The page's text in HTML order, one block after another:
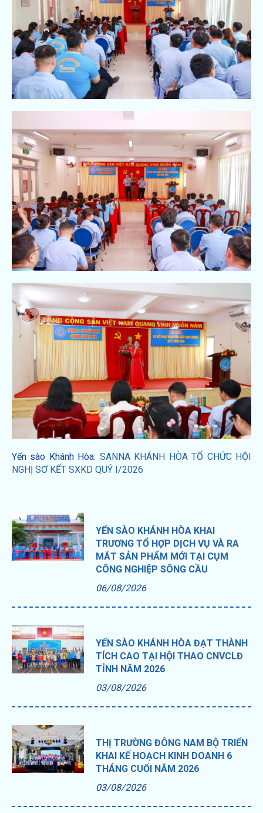
Yến sào Khánh Hòa: SANNA KHÁNH HÒA TỔ CHỨC HỘI
NGHỊ SƠ KẾT SXKD QUÝ I/2026
YẾN SÀO KHÁNH HÒA KHAI
TRƯƠNG TỔ HỢP DỊCH VỤ VÀ RA
MẮT SẢN PHẨM MỚI TẠI CỤM
CÔNG NGHIỆP SÔNG CẦU
06/08/2026
YẾN SÀO KHÁNH HÒA ĐẠT THÀNH
TÍCH CAO TẠI HỘI THAO CNVCLĐ
TỈNH NĂM 2026
03/08/2026
THỊ TRƯỜNG ĐÔNG NAM BỘ TRIỂN
KHAI KẾ HOẠCH KINH DOANH 6
THÁNG CUỐI NĂM 2026
03/08/2026